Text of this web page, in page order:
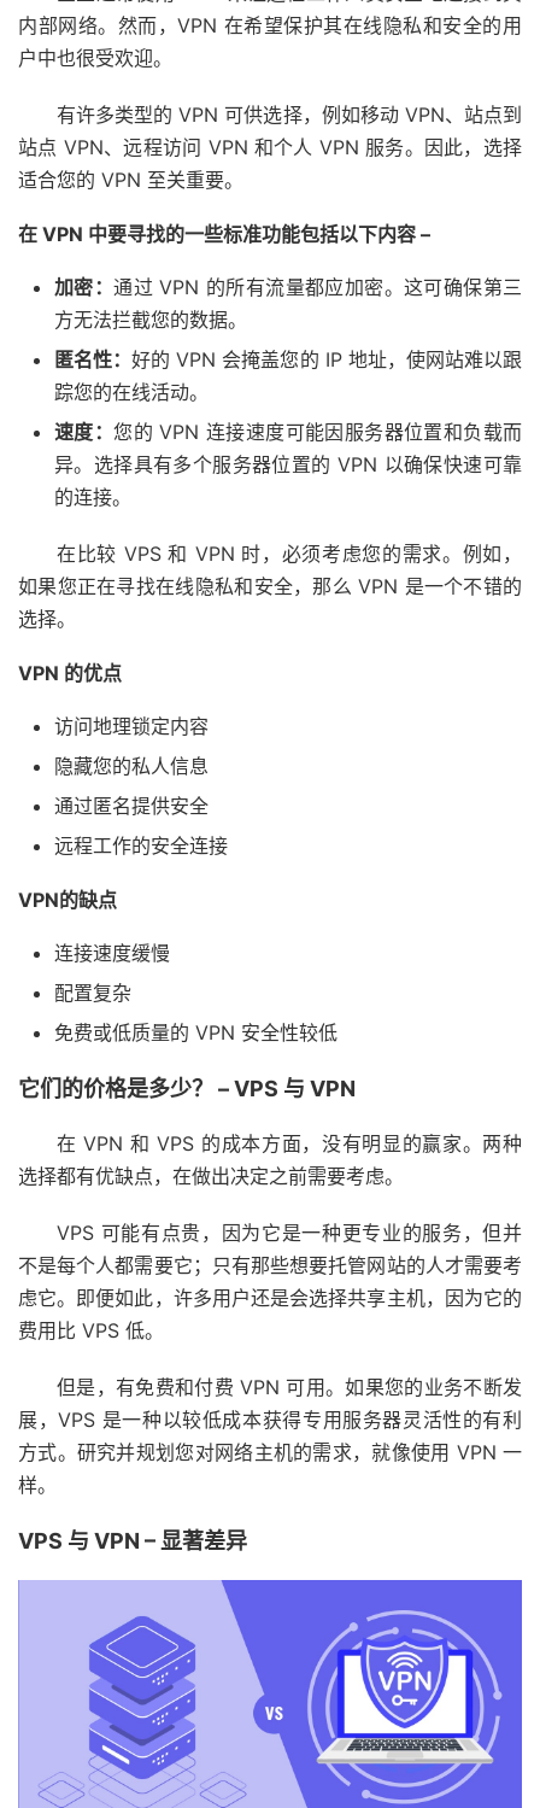
内部网络。然而，VPN 在希望保护其在线隐私和安全的用
户中也很受欢迎。
有许多类型的 VPN 可供选择，例如移动 VPN、站点到
站点 VPN、远程访问 VPN 和个人 VPN 服务。因此，选择
适合您的 VPN 至关重要。
在 VPN 中要寻找的一些标准功能包括以下内容 –
加密：通过 VPN 的所有流量都应加密。这可确保第三
方无法拦截您的数据。
匿名性：好的 VPN 会掩盖您的 IP 地址，使网站难以跟
踪您的在线活动。
速度：您的 VPN 连接速度可能因服务器位置和负载而
异。选择具有多个服务器位置的 VPN 以确保快速可靠
的连接。
在比较 VPS 和 VPN 时，必须考虑您的需求。例如，
如果您正在寻找在线隐私和安全，那么 VPN 是一个不错的
选择。
VPN 的优点
访问地理锁定内容
隐藏您的私人信息
通过匿名提供安全
远程工作的安全连接
VPN的缺点
连接速度缓慢
配置复杂
免费或低质量的 VPN 安全性较低
它们的价格是多少？ – VPS 与 VPN
在 VPN 和 VPS 的成本方面，没有明显的赢家。两种
选择都有优缺点，在做出决定之前需要考虑。
VPS 可能有点贵，因为它是一种更专业的服务，但并
不是每个人都需要它；只有那些想要托管网站的人才需要考
虑它。即便如此，许多用户还是会选择共享主机，因为它的
费用比 VPS 低。
但是，有免费和付费 VPN 可用。如果您的业务不断发
展，VPS 是一种以较低成本获得专用服务器灵活性的有利
方式。研究并规划您对网络主机的需求，就像使用 VPN 一
样。
VPS 与 VPN – 显著差异